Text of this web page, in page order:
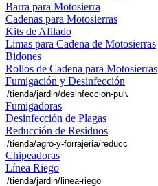
Barra para Motosierra
Cadenas para Motosierras
Kits de Afilado
Limas para Cadena de Motosierras
Bidones
Rollos de Cadena para Motosierras
Fumigación y Desinfección
Fumigadoras
Desinfección de Plagas
Reducción de Residuos
Chipeadoras
Línea Riego